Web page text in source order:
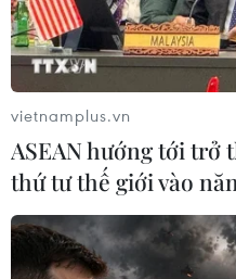
TIN CÙNG CHUYÊN
Trung Quốc áp thuế
giá tạm thời với hồ đào
10/08/2026 15:26
vietnamplus.vn
ASEAN hướng tới trở
thứ tư thế giới vào